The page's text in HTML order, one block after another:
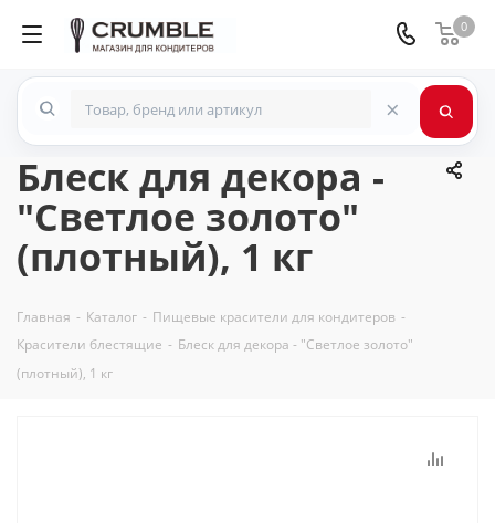
0
×
Блеск для декора -
"Светлое золото"
(плотный), 1 кг
Главная - Каталог - Пищевые красители для кондитеров -
Красители блестящие - Блеск для декора - "Светлое золото"
(плотный), 1 кг